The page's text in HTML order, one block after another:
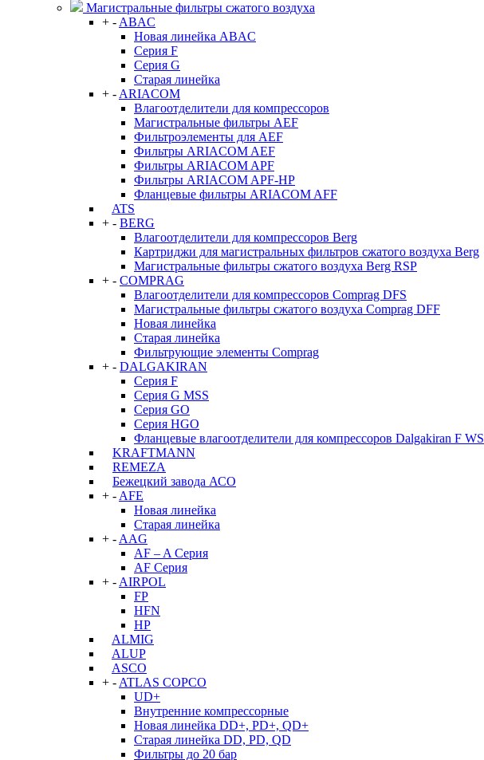
Магистральные фильтры сжатого воздуха
+ - ABAC
Новая линейка ABAC
Серия F
Серия G
Старая линейка
+ - ARIACOM
Влагоотделители для компрессоров
Магистральные фильтры AEF
Фильтроэлементы для AEF
Фильтры ARIACOM AEF
Фильтры ARIACOM APF
Фильтры ARIACOM APF-HP
Фланцевые фильтры ARIACOM AFF
ATS
+ - BERG
Влагоотделители для компрессоров Berg
Картриджи для магистральных фильтров сжатого воздуха Berg
Магистральные фильтры сжатого воздуха Berg RSP
+ - COMPRAG
Влагоотделители для компрессоров Comprag DFS
Магистральные фильтры сжатого воздуха Comprag DFF
Новая линейка
Старая линейка
Фильтрующие элементы Comprag
+ - DALGAKIRAN
Серия F
Серия G MSS
Серия GO
Серия HGO
Фланцевые влагоотделители для компрессоров Dalgakiran F WS
KRAFTMANN
REMEZA
Бежецкий завода АСО
+ - AFE
Новая линейка
Старая линейка
+ - AAG
AF – A Серия
AF Серия
+ - AIRPOL
FP
HFN
HP
ALMIG
ALUP
ASCO
+ - ATLAS COPCO
UD+
Внутренние компрессорные
Новая линейка DD+, PD+, QD+
Старая линейка DD, PD, QD
Фильтры до 20 бар